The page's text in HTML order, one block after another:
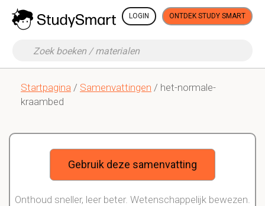
LOGIN ONTDEK STUDY SMART
Startpagina / Samenvattingen / het-normale-
kraambed
Gebruik deze samenvatting
Onthoud sneller, leer beter. Wetenschappelijk bewezen.